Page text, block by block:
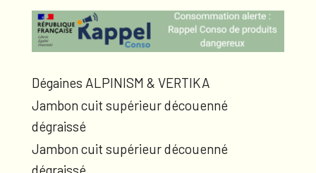
Dégaines ALPINISM & VERTIKA
Jambon cuit supérieur découenné
dégraissé
Jambon cuit supérieur découenné
dégraissé